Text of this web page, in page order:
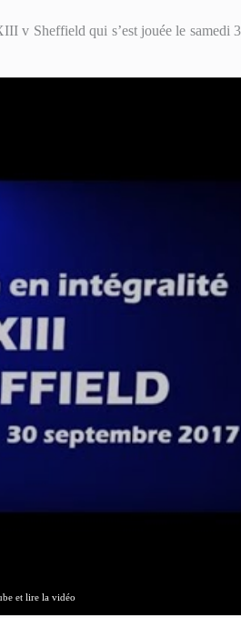
v Sheffield qui s’est jouée le samedi
et lire la vidéo